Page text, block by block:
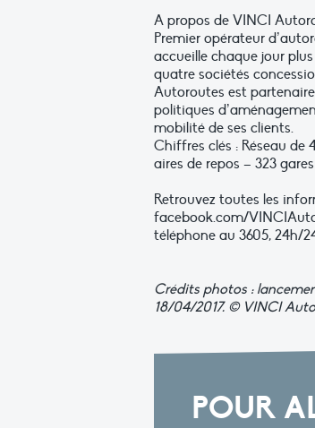
A propos de VINCI
Premier opérateur
accueille chaque jour
quatre sociétés
Autoroutes est
politiques
mobilité de ses clients.
Chiffres clés : Réseau de
aires de repos – 323
Retrouvez toutes les
facebook.com/
téléphone au 3605, 24h/
Crédits photos :
18/04/2017. © VINCI
POUR